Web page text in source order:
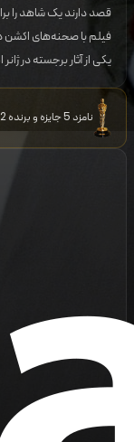
قصد دارند یک شاهد را
فیلم با صحنه‌های اکشن
یکی از آثار برجسته در
نامزد 5 جایزه و برنده 2 جایزه دیگر